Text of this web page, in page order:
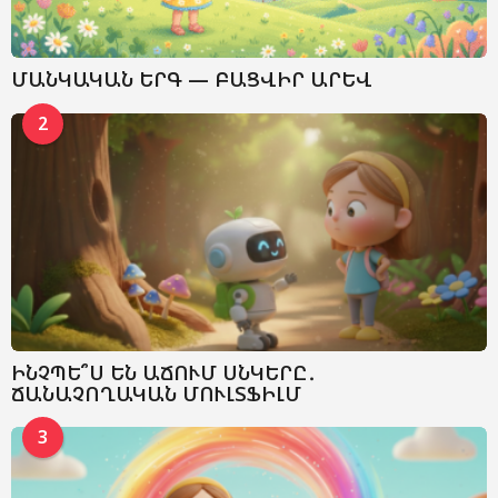
ՄԱՆԿԱԿԱՆ ԵՐԳ — ԲԱՑՎԻՐ ԱՐԵՎ
2
ԻՆՉՊԵ՞Ս ԵՆ ԱՃՈՒՄ ՍՆԿԵՐԸ․
ՃԱՆԱՉՈՂԱԿԱՆ ՄՈՒԼՏՖԻԼՄ
3